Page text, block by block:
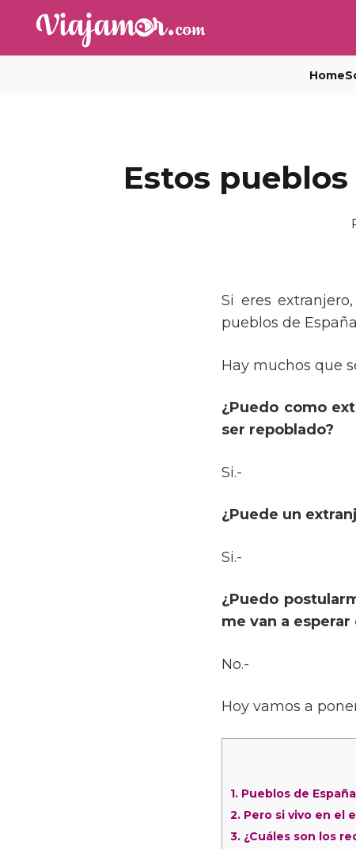
Home
Estos
Si eres
pueblos de
Hay muchos que
¿Puedo como
ser repoblado?
Si.-
¿Puede un
Si.-
¿Puedo
me van a
No.-
Hoy vamos a
1. Pueblos de
2. Pero si vivo en el
3. ¿Cuáles son los